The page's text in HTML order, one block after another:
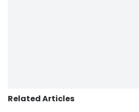
Related Articles